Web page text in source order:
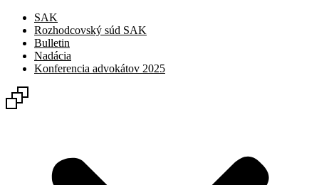
SAK
Rozhodcovský súd SAK
Bulletin
Nadácia
Konferencia advokátov 2025